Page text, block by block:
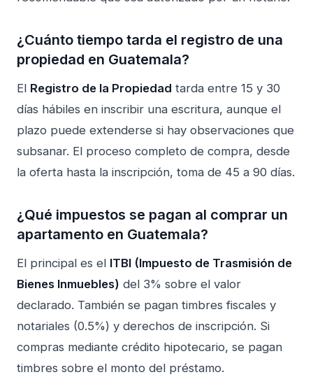
¿Cuánto tiempo tarda el registro de una
propiedad en Guatemala?
El Registro de la Propiedad tarda entre 15 y 30
días hábiles en inscribir una escritura, aunque el
plazo puede extenderse si hay observaciones que
subsanar. El proceso completo de compra, desde
la oferta hasta la inscripción, toma de 45 a 90 días.
¿Qué impuestos se pagan al comprar un
apartamento en Guatemala?
El principal es el ITBI (Impuesto de Trasmisión de
Bienes Inmuebles) del 3% sobre el valor
declarado. También se pagan timbres fiscales y
notariales (0.5%) y derechos de inscripción. Si
compras mediante crédito hipotecario, se pagan
timbres sobre el monto del préstamo.